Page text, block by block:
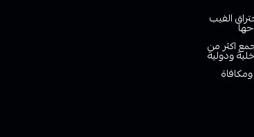
الفيب
اكثر من